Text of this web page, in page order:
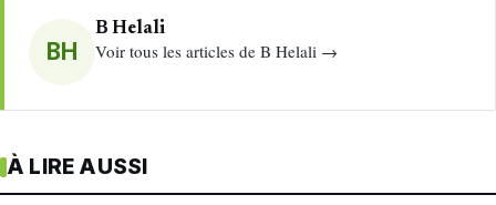
BH
B Helali
Voir tous les articles de B Helali →
À LIRE AUSSI